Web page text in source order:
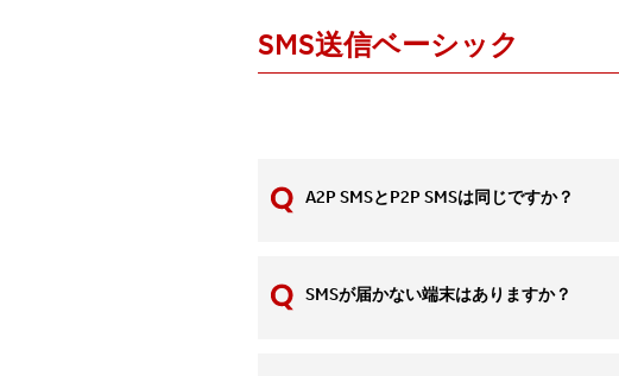
SMS送信ベーシック
A2P SMSとP2P SMSは同じですか？
SMSが届かない端末はありますか？